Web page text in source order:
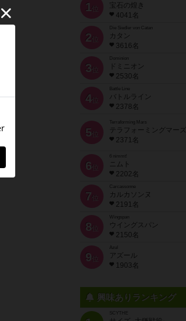
1 位
宝石の煌き
4041名
2 位
Die Siedler von Catan
カタン
3616名
3 位
ドミニオン
2530名
4位
Battle Line
バトルライン
2378名
5 位
Terraforming Mars
テラフォーミングマーズ
2371名
6 位
ニムト
2202名
7 位
Carcassonne
カルカソンヌ
2191名
8 位
Wingspan
ウイングスパン
2150名
9 位
Azul
アズール
1903名
興味ありランキング
SCYTHE